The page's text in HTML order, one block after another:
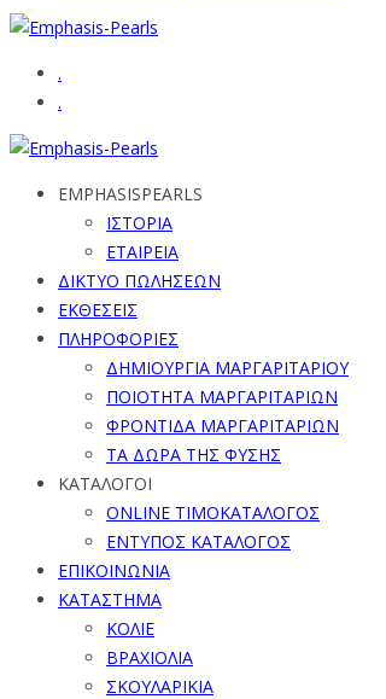
.
.
EMPHASISPEARLS
ΙΣΤΟΡΙΑ
ΕΤΑΙΡΕΙΑ
ΔΙΚΤΥΟ ΠΩΛΗΣΕΩΝ
ΕΚΘΕΣΕΙΣ
ΠΛΗΡΟΦΟΡΙΕΣ
ΔΗΜΙΟΥΡΓΙΑ ΜΑΡΓΑΡΙΤΑΡΙΟΥ
ΠΟΙΟΤΗΤΑ ΜΑΡΓΑΡΙΤΑΡΙΩΝ
ΦΡΟΝΤΙΔΑ ΜΑΡΓΑΡΙΤΑΡΙΩΝ
ΤΑ ΔΩΡΑ ΤΗΣ ΦΥΣΗΣ
ΚΑΤΑΛΟΓΟΙ
ONLINE ΤΙΜΟΚΑΤΑΛΟΓΟΣ
ΕΝΤΥΠΟΣ ΚΑΤΑΛΟΓΟΣ
ΕΠΙΚΟΙΝΩΝΙΑ
ΚΑΤΑΣΤΗΜΑ
ΚΟΛΙΕ
ΒΡΑΧΙΟΛΙΑ
ΣΚΟΥΛΑΡΙΚΙΑ